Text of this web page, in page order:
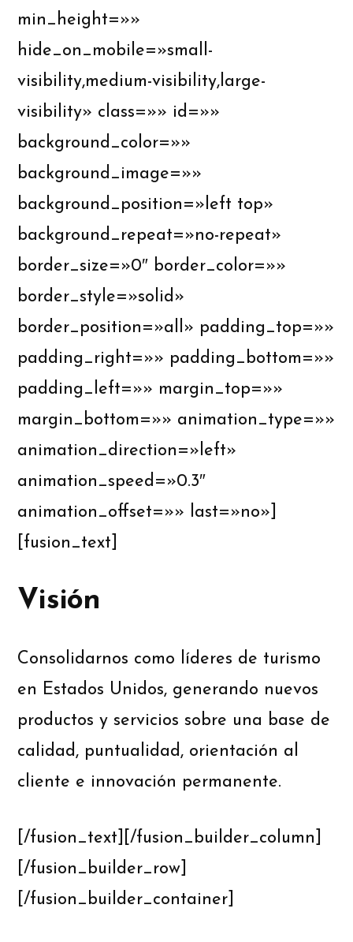
min_height=»»
hide_on_mobile=»small-
visibility,medium-visibility,large-
visibility» class=»» id=»»
background_color=»»
background_image=»»
background_position=»left top»
background_repeat=»no-repeat»
border_size=»0″ border_color=»»
border_style=»solid»
border_position=»all» padding_top=»»
padding_right=»» padding_bottom=»»
padding_left=»» margin_top=»»
margin_bottom=»» animation_type=»»
animation_direction=»left»
animation_speed=»0.3″
animation_offset=»» last=»no»]
[fusion_text]
Visión
Consolidarnos como líderes de turismo
en Estados Unidos, generando nuevos
productos y servicios sobre una base de
calidad, puntualidad, orientación al
cliente e innovación permanente.
[/fusion_text][/fusion_builder_column]
[/fusion_builder_row]
[/fusion_builder_container]